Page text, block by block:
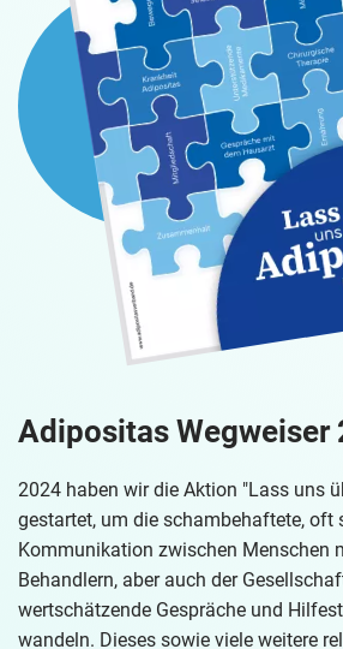
Adipositas Wegweiser
2024 haben wir die Aktion "Lass uns
gestartet, um die schambehaftete, oft
Kommunikation zwischen Menschen
Behandlern, aber auch der
wertschätzende Gespräche und
wandeln. Dieses sowie viele weitere